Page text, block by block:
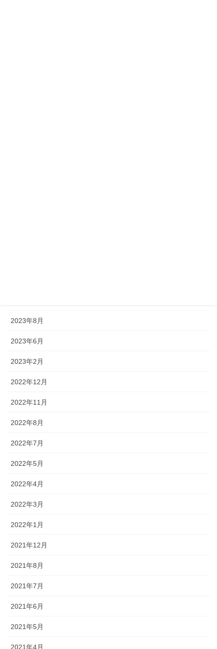
2023年8月
2023年6月
2023年2月
2022年12月
2022年11月
2022年8月
2022年7月
2022年5月
2022年4月
2022年3月
2022年1月
2021年12月
2021年8月
2021年7月
2021年6月
2021年5月
2021年4月